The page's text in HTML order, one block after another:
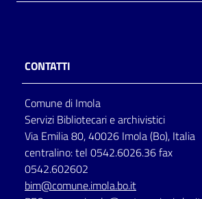
CONTATTI
Comune di Imola
Servizi Bibliotecari e archivistici
Via Emilia 80, 40026 Imola (Bo), Italia
centralino: tel 0542.6026.36 fax
0542.602602
bim@comune.imola.bo.it